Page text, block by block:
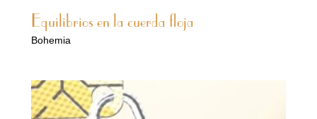
Equilibrios en la cuerda floja
Bohemia